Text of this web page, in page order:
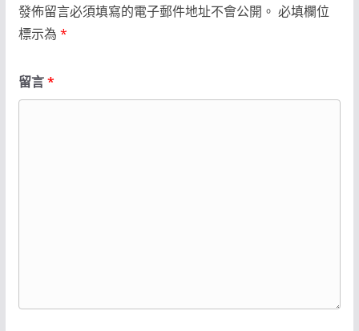
發佈留言必須填寫的電子郵件地址不會公開。 必填欄位
標示為 *
留言*